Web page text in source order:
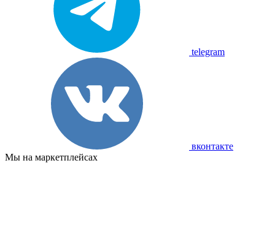
telegram
вконтакте
Мы на маркетплейсах